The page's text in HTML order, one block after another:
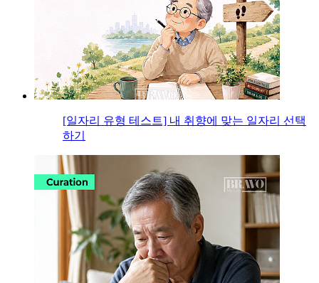
[일자리 유형 테스트] 내 취향에 맞는 일자리 선택
하기